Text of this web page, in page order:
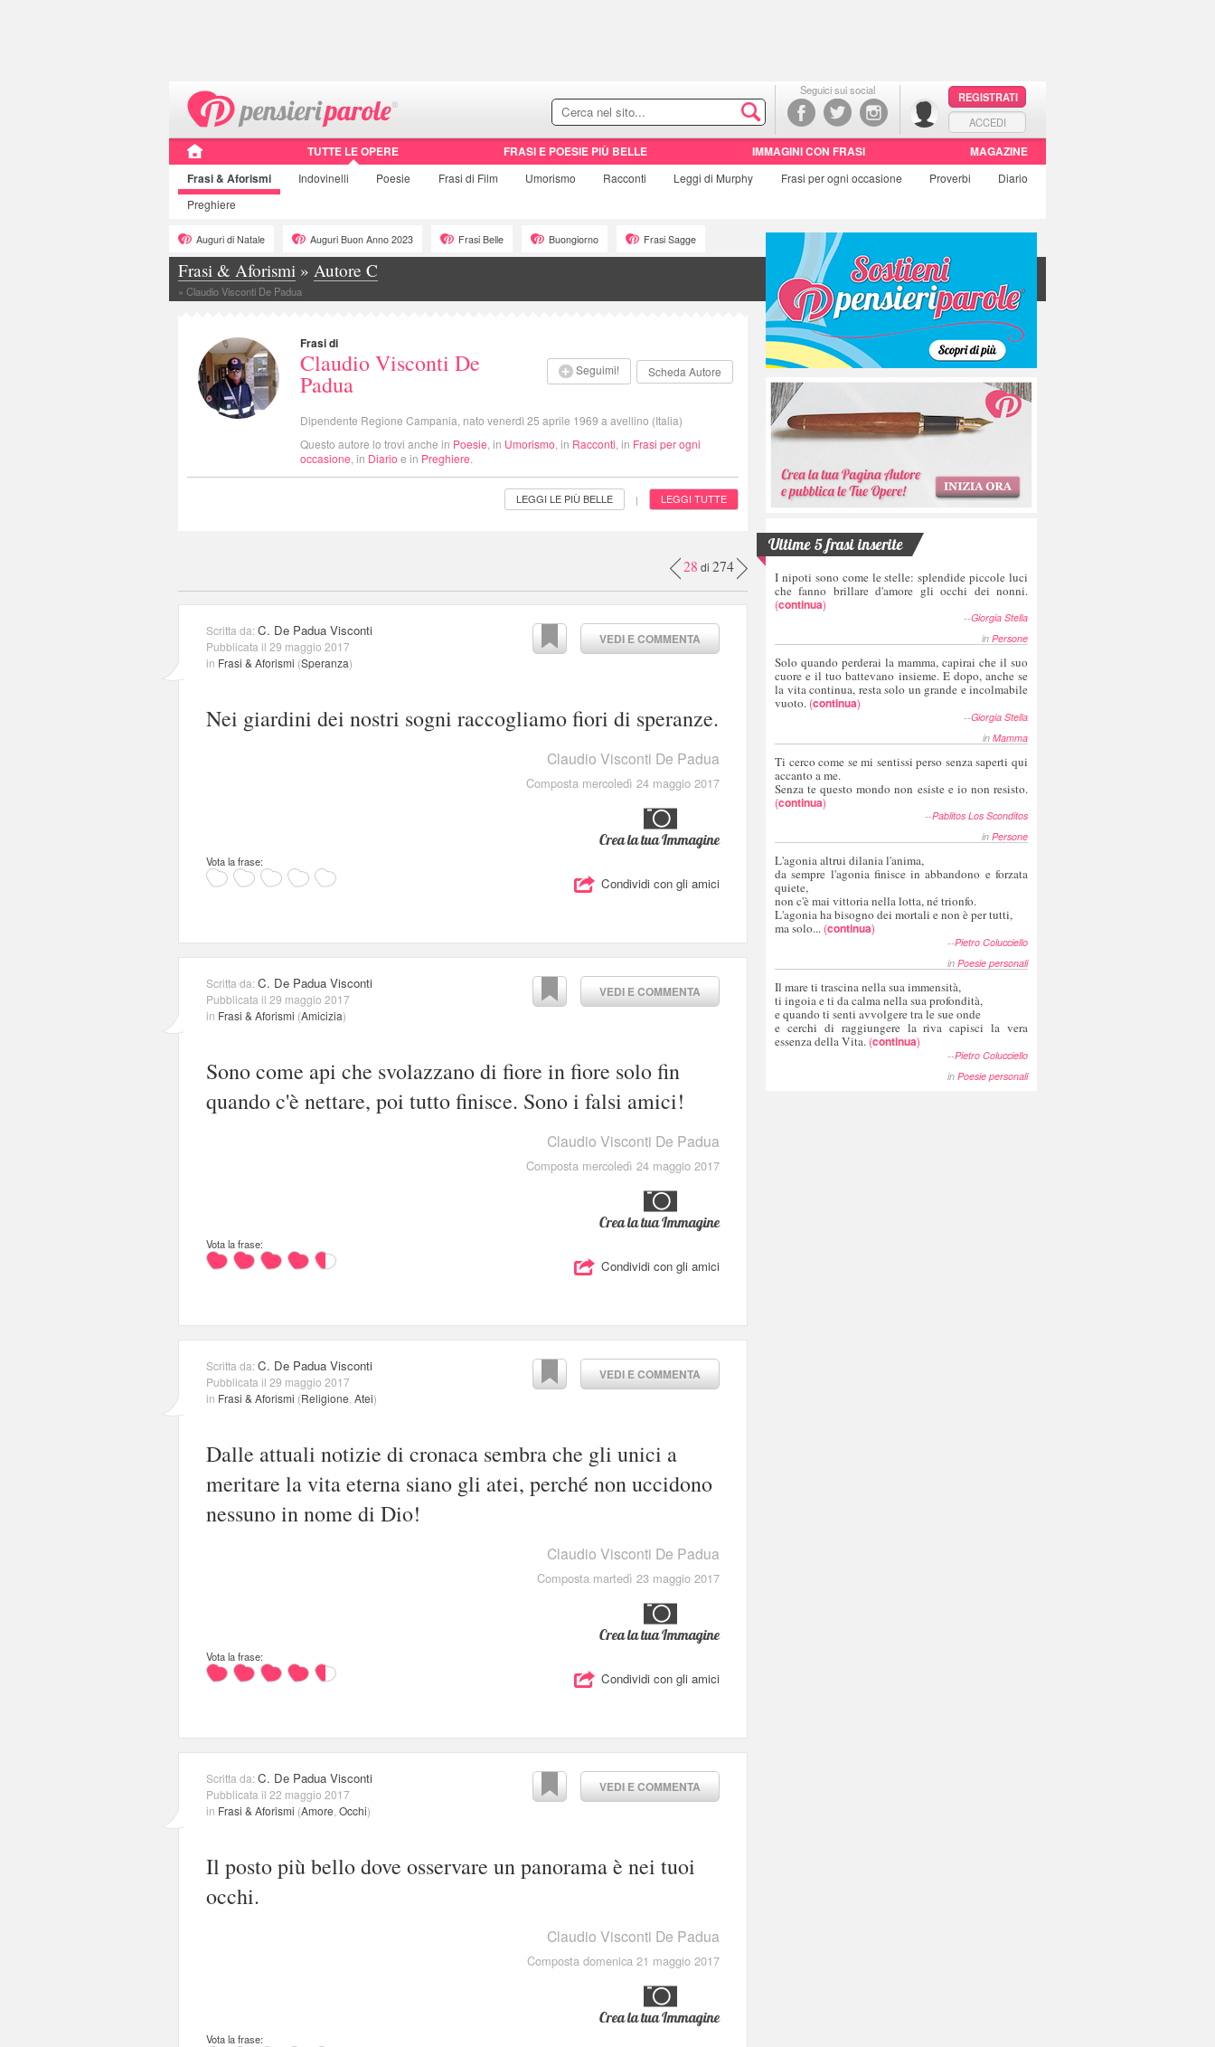
Seguici sui social
REGISTRATI
ACCEDI
TUTTE LE OPERE FRASI E POESIE PIÙ BELLE IMMAGINI CON FRASI
MAGAZINE
Frasi& Aforismi Indovinelli Poesie Frasi di Film Umorismo Racconti Leggi di Murphy Frasi per ogni occasione Proverbi
Diario
Preghiere
Auguri di Natale Auguri Buon Anno 2023 Frasi Belle Buongiorno Frasi Sagge
Frasi & Aforismi » Autore C
» Claudio Visconti De Padua
Seguimi! Scheda Autore
Frasi di
Claudio Visconti De
Padua
Dipendente Regione Campania, nato venerdì 25 aprile 1969 a avellino (Italia)
Questo autore lo trovi anche in Poesie , in Umorismo , in Racconti , in Frasi per ogni
occasione , in Diario e in Preghiere
LEGGI LE PIÙ BELLE | LEGGI TUTTE
28 di 274
VEDI E COMMENTA
Scritta da:C. De Padua Visconti
Pubblicata il 29 maggio 2017
in Frasi & Aforismi (Speranza)
Nei giardini dei nostri sogni raccogliamo fiori di speranze.
Claudio Visconti De Padua
Composta mercoledì 24 maggio 2017
Crea la tua Immagine
Vota la frase:
Condividi con gli amici
VEDI E COMMENTA
Scritta da:C. De Padua Visconti
Pubblicata il 29 maggio 2017
in Frasi & Aforismi (Amicizia)
Sono come api che svolazzano di fiore in fiore solo fin
quando c'è nettare, poi tutto finisce. Sono i falsi amici!
Claudio Visconti De Padua
Composta mercoledì 24 maggio 2017
Crea la tua Immagine
Vota la frase:
Condividi con gli amici
VEDI E COMMENTA
Scritta da:C. De Padua Visconti
Pubblicata il 29 maggio 2017
in Frasi & Aforismi (Religione Atei)
Dalle attuali notizie di cronaca sembra che gli unici a
meritare la vita eterna siano gli atei, perché non uccidono
nessuno in nome di Dio!
Claudio Visconti De Padua
Composta martedì 23 maggio 2017
Crea la tua Immagine
Vota la frase:
Condividi con gli amici
VEDI E COMMENTA
Scritta da:C. De Padua Visconti
Pubblicata il 22 maggio 2017
in Frasi & Aforismi (Amore Occhi)
Il posto più bello dove osservare un panorama è nei tuoi
occhi.
Claudio Visconti De Padua
Composta domenica 21 maggio 2017
Crea la tua Immagine
Vota la frase:
Ultime 5 frasi inserite
I nipoti sono come le stelle: splendide piccole luci
che fanno brillare d'amore gli occhi dei nonni.
(continua)
--Giorgia Stella
in Persone
Solo quando perderai la mamma, capirai che il suo
cuore e il tuo battevano insieme. E dopo, anche se
la vita continua, resta solo un grande e incolmabile
vuoto. (continua)
--Giorgia Stella
in Mamma
Ti cerco come se mi sentissi perso senza saperti qui
accanto a me.
Senza te questo mondo non esiste e io non resisto.
(continua)
--Pablitos Los Sconditos
in Persone
L'agonia altrui dilania l'anima,
da sempre l'agonia finisce in abbandono e forzata
quiete,
non c'è mai vittoria nella lotta, né trionfo.
L'agonia ha bisogno dei mortali e non è per tutti,
ma solo... (continua)
--Pietro Colucciello
in Poesie personali
Il mare ti trascina nella sua immensità,
ti ingoia e ti da calma nella sua profondità,
e quando ti senti avvolgere tra le sue onde
e cerchi di raggiungere la riva capisci la vera
essenza della Vita. (continua)
--Pietro Colucciello
in Poesie personali